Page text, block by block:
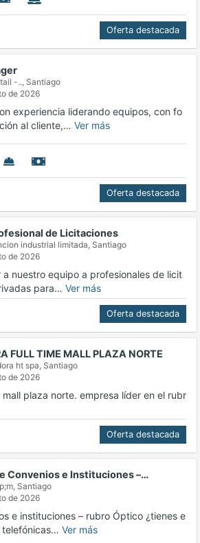
Oferta destacada
-.., Santiago
de 2026
experiencia liderando equipos, con fo
al cliente,… Ver más
Oferta destacada
de Licitaciones
industrial limitada, Santiago
de 2026
a nuestro equipo a profesionales de licit
para… Ver más
Oferta destacada
FULL TIME MALL PLAZA NORTE
ht spa, Santiago
de 2026
plaza norte. empresa líder en el rubr
Oferta destacada
Convenios e Instituciones –…
Santiago
de 2026
e instituciones – rubro Óptico ¿tienes e
telefónicas… Ver más